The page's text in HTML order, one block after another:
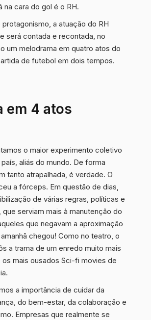
na cara do gol é o RH.
a atuação do RH
será contada e recontada, no
um melodrama em quatro atos do
de futebol em dois tempos.
em 4 atos
o maior experimento coletivo
aliás do mundo. De forma
tanto atrapalhada, é verdade. O
a fórceps. Em questão de dias,
de várias regras, políticas e
serviam mais à manutenção do
que negavam a aproximação
chegou! Como no teatro, o
a trama de um enredo muito mais
mais ousados Sci-fi movies de
a importância de cuidar da
do bem-estar, da colaboração e
Empresas que realmente se